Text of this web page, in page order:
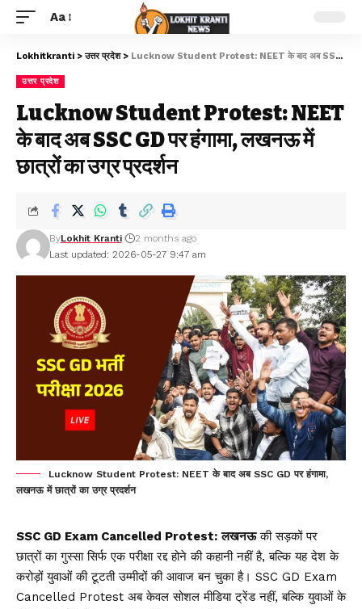
Aa
Lokhitkranti >उत्तर प्रदेश> Lucknow Student Protest: NEET के बाद अब SSC GD पर हंगामा, लखनऊ में छात्रों का उग्र प्रदर्शन
उत्तर प्रदेश
Lucknow Student Protest: NEET
के बाद अब SSC GD पर हंगामा, लखनऊ में
छात्रों का उग्र प्रदर्शन
Last updated: 2026-05-27 9:47 am
ByLokhit Kranti 2 months ago
Lucknow Student Protest: NEET के बाद अब SSC GD पर हंगामा,
लखनऊ में छात्रों का उग्र प्रदर्शन
SSC GD Exam Cancelled Protest: लखनऊकी सड़कों पर
छात्रों का गुस्सा सिर्फ एक परीक्षा रद्द होने की कहानी नहीं है, बल्कि यह देश के
करोड़ों युवाओं की टूटती उम्मीदों की आवाज बन चुका है। SSC GD Exam
Cancelled Protest अब केवल सोशल मीडिया ट्रेंड नहीं, बल्कि युवाओं के